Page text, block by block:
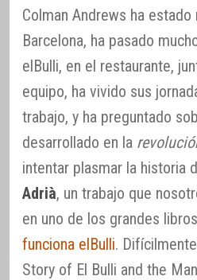
Colman Andrews ha
Barcelona, ha pasado
elBulli, en el restaurante,
equipo, ha vivido sus
trabajo, y ha preguntado
desarrollado en la
intentar plasmar la historia
Adrià, un trabajo que
en uno de los grandes
funciona elBulli.
Story of El Bulli and the